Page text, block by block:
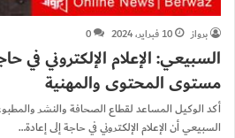
برواز
10 فبراير، 2024 0
السبيعي: الإعلام الإلكتروني في
مستوى المحتوى والمهنية
أكد الوكيل المساعد لقطاع الصحافة والنشر
السبيعي أن الإعلام الإلكتروني في حاجة إلى إعادة…